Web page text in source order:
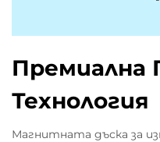
Премиална
Технология
Магнитната дъска за